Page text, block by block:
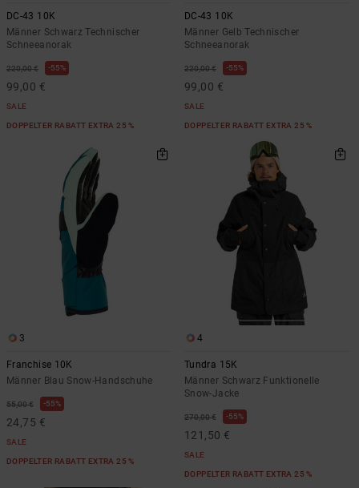
DC-43 10K
Männer Schwarz Technischer
Schneeanorak
220,00 € 55%
99,00 €
SALE
DOPPELTER RABATT EXTRA 25 %
DC-43 10K
Männer Gelb Technischer
Schneeanorak
220,00 € 55%
99,00 €
SALE
DOPPELTER RABATT EXTRA 25 %
3
Franchise 10K
Männer Blau Snow-Handschuhe
55,00 € 55%
24,75 €
SALE
DOPPELTER RABATT EXTRA 25 %
4
Tundra 15K
Männer Schwarz Funktionelle
Snow-Jacke
270,00 € 55%
121,50 €
SALE
DOPPELTER RABATT EXTRA 25 %